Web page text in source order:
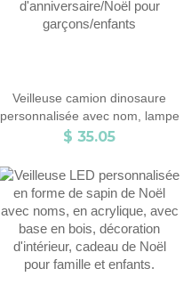
Veilleuse camion dinosaure
personnalisée avec nom, lampe
de nuit en acrylique avec base
cadeau d'anniversaire/Noël
pour garçons/enfants
$ 35.05